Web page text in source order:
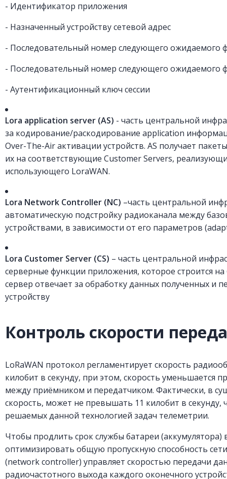
- Идентификатор приложения
- Назначенный устройству сетевой адрес
- Последовательный номер следующего ожидаемого
- Последовательный номер следующего ожидаемого
- Аутентификационный ключ сессии
Lora application server (AS) - часть центральной
за кодирование/раскодирование application
Over-The-Air активации устройств. AS получает
их на соответствующие Customer Servers,
использующего LoraWAN.
Lora Network Controller (NC) –часть центральной
автоматическую подстройку радиоканала между
устройствами, в зависимости от его параметров
Lora Customer Server (CS) – часть центральной
серверные функции приложения, которое строится
сервер отвечает за обработку данных полученных и
устройству
Контроль скорости
LoRaWAN протокол регламентирует скорость
килобит в секунду, при этом, скорость уменьшается
между приёмником и передатчиком. Фактически, в
скорость, может не превышать 11 килобит в секунду,
решаемых данной технологией задач телеметрии.
Чтобы продлить срок службы батареи (аккумулятора)
оптимизировать общую пропускную способность
(network controller) управляет скоростью передачи
радиочастотного выхода каждого оконечного